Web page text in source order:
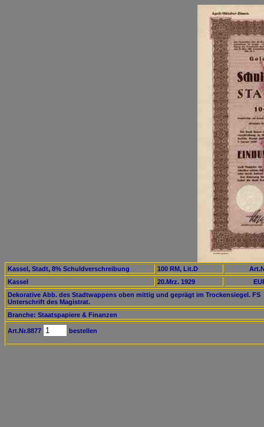
Kassel, Stadt, 8% Schuldverschreibung 100 RM, Lit.D
Kassel
20.Mrz. 1929
Dekorative Abb. des Stadtwappens oben mittig und geprägt im Trockensiegel. FS
Unterschrift des Magistrat.
Branche: Staatspapiere & Finanzen
Art.Nr.8877 bestellen